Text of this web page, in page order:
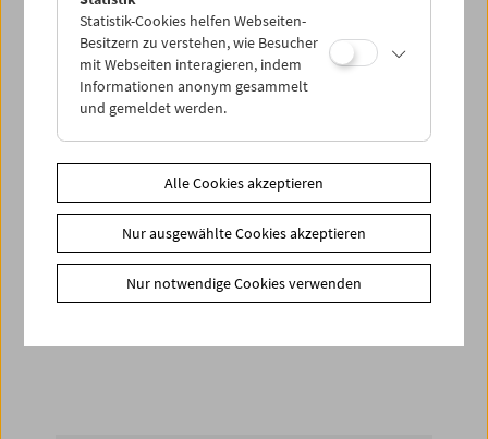
< zurück zur Übersicht
Statistik-Cookies helfen Webseiten-
Besitzern zu verstehen, wie Besucher
mit Webseiten interagieren, indem
Informationen anonym gesammelt
und gemeldet werden.
Alle Cookies akzeptieren
Nur ausgewählte Cookies akzeptieren
Nur notwendige Cookies verwenden